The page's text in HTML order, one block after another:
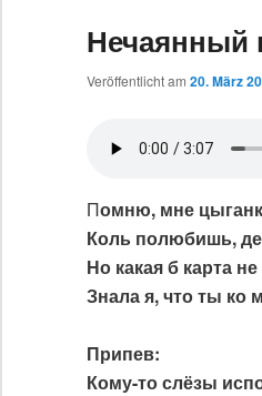
Нечаянный
Veröffentlicht am 20. März
Помню, мне
Коль полюбишь,
Но какая б карта
Знала я, что ты ко
Припев:
Кому-то слёзы